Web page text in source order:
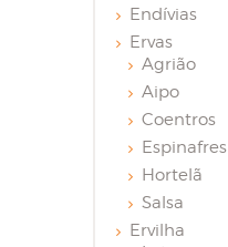
Endívias
Ervas
Agrião
Aipo
Coentros
Espinafres
Hortelã
Salsa
Ervilha